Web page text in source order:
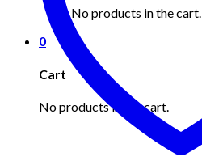
No products in the cart.
0
Cart
No products in the cart.